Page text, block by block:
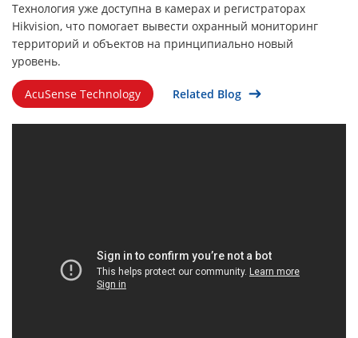
Технология уже доступна в камерах и регистраторах
Hikvision, что помогает вывести охранный мониторинг
территорий и объектов на принципиально новый
уровень.
AcuSense Technology Related Blog